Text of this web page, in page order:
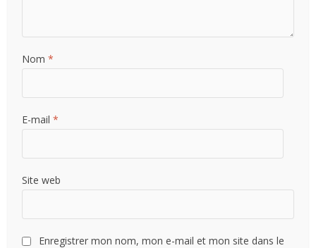
Nom*
E-mail*
Site web
Enregistrer mon nom, mon e-mail et mon site dans le